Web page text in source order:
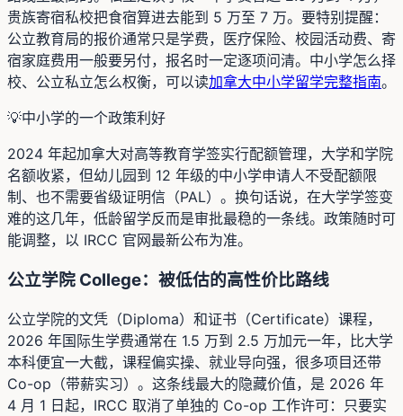
贵族寄宿私校把食宿算进去能到 5 万至 7 万。要特别提醒：
公立教育局的报价通常只是学费，医疗保险、校园活动费、寄
宿家庭费用一般要另付，报名时一定逐项问清。中小学怎么择
校、公立私立怎么权衡，可以读加拿大中小学留学完整指南。
💡中小学的一个政策利好
2024 年起加拿大对高等教育学签实行配额管理，大学和学院
名额收紧，但幼儿园到 12 年级的中小学申请人不受配额限
制、也不需要省级证明信（PAL）。换句话说，在大学学签变
难的这几年，低龄留学反而是审批最稳的一条线。政策随时可
能调整，以 IRCC 官网最新公布为准。
公立学院 College：被低估的高性价比路线
公立学院的文凭（Diploma）和证书（Certificate）课程，
2026 年国际生学费通常在 1.5 万到 2.5 万加元一年，比大学
本科便宜一大截，课程偏实操、就业导向强，很多项目还带
Co-op（带薪实习）。这条线最大的隐藏价值，是 2026 年
4 月 1 日起，IRCC 取消了单独的 Co-op 工作许可：只要实